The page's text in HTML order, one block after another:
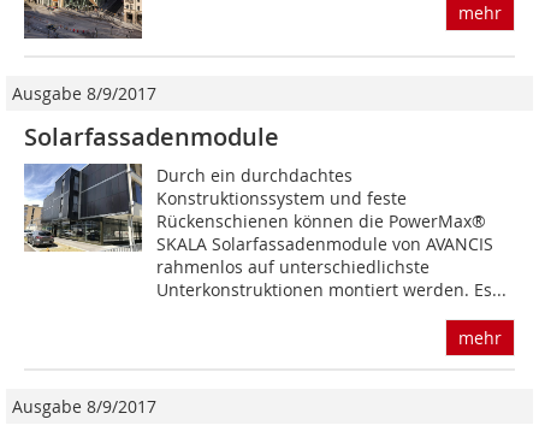
mehr
Ausgabe 8/9/2017
Solarfassadenmodule
Durch ein durchdachtes
Konstruktionssystem und feste
Rückenschienen können die PowerMax®
SKALA Solarfassadenmodule von AVANCIS
rahmenlos auf unterschiedlichste
Unterkonstruktionen montiert werden. Es...
mehr
Ausgabe 8/9/2017